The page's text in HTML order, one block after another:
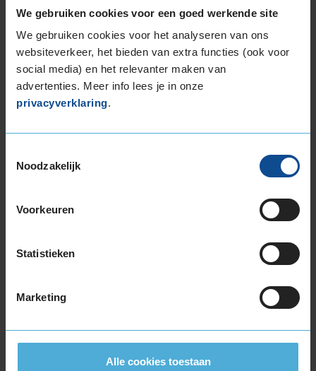
We gebruiken cookies voor een goed werkende site
We gebruiken cookies voor het analyseren van ons
websiteverkeer, het bieden van extra functies (ook voor
social media) en het relevanter maken van
advertenties. Meer info lees je in onze
privacyverklaring.
Noodzakelijk
Voorkeuren
Statistieken
Marketing
Alle cookies toestaan
205/70R15 96T
16-inch banden
185/50R16 81H
185/55R16 87V EXTRALOAD
195/45R16 84V EXTRALOAD
195/50R16 88V EXTRALOAD
205/45R16 83H
205/55R16 94V EXTRALOAD
215/45R16 90V EXTRALOAD